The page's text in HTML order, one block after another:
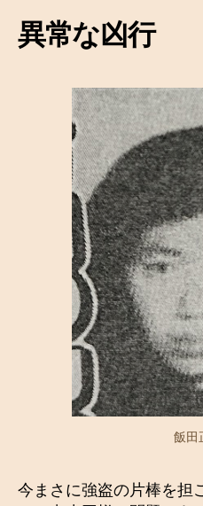
異常な凶行
飯田
今まさに強盗の片棒を担